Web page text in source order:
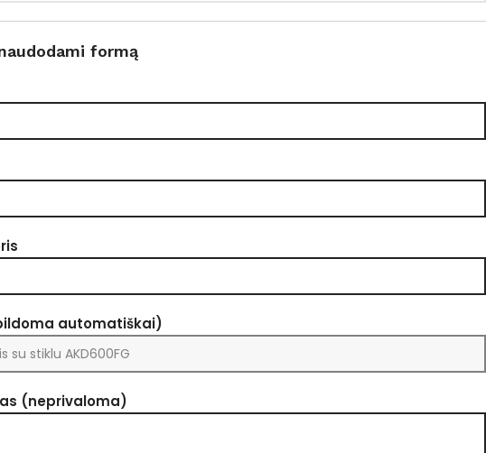
formą
automatiškai)
(neprivaloma)